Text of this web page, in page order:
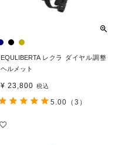
EQULIBERTA レクラ ダイヤル調整
ヘルメット
¥ 23,800 税込
5.00 （3）